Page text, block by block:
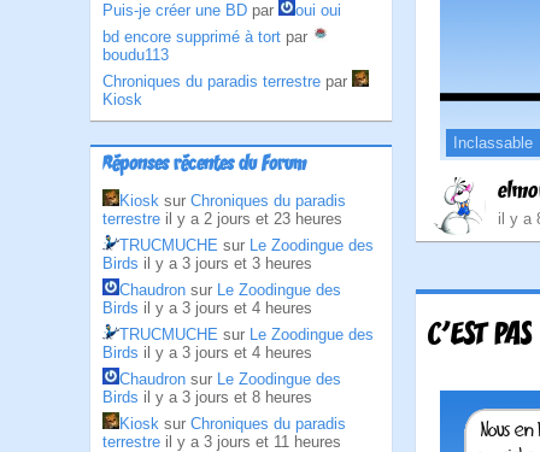
Puis-je créer une BD par
oui oui
bd encore supprimé à tort par
boudu113
Chroniques du paradis terrestre par
Kiosk
Réponses récentes du Forum
Kiosk sur Chroniques du paradis
terrestre il y a 2 jours et 23 heures
TRUCMUCHE sur Le Zoodingue des
Birds il y a 3 jours et 3 heures
Chaudron sur Le Zoodingue des
Birds il y a 3 jours et 4 heures
TRUCMUCHE sur Le Zoodingue des
Birds il y a 3 jours et 4 heures
Chaudron sur Le Zoodingue des
Birds il y a 3 jours et 8 heures
Kiosk sur Chroniques du paradis
terrestre il y a 3 jours et 11 heures
Inclassable
il y a
C'EST